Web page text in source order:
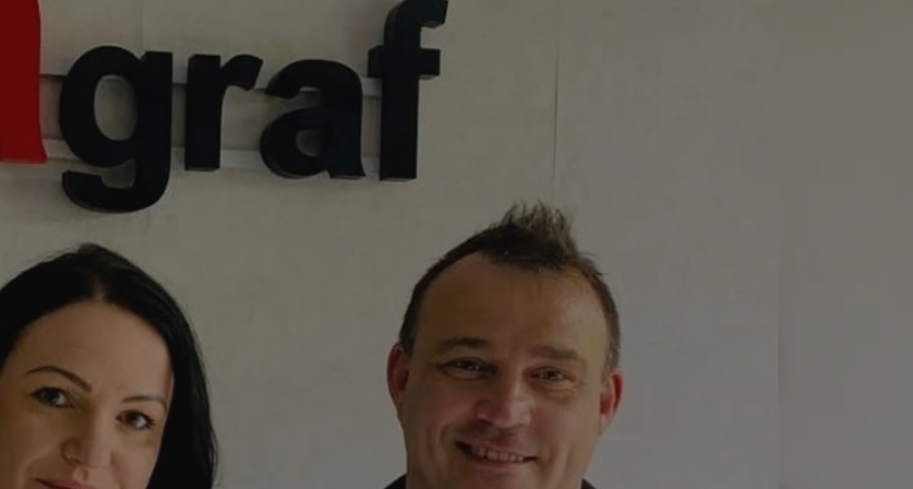
rudaslaska.com.pl
Ten plik cookie przechowuje identyfikator sesji.
rudaslaska.com.pl 1 rok
Ten plik cookie przechowuje identyfikator sesji.
rudaslaska.com.pl 1 rok
Ten plik cookie przechowuje identyfikator sesji.
Ten plik cookie jest używany do celów
uwierzytelniania i bezpieczeństwa, zapewniając, że
zabezpieczone, jak poruszać się przez witrynę
internetową lub interakcji z jej usług.
Cloudflare Inc.
30 minut
Ten plik cookie służy do rozróżniania ludzi i botów.
Jest to korzystne dla strony internetowej, ponieważ
umożliwia tworzenie ważnych raportów na temat
korzystania z jej witryny internetowej.
Cloudflare Inc.
.twitter.com
29 minut 59
sekund
Ten plik cookie służy do rozróżniania ludzi i botów.
Jest to korzystne dla strony internetowej, ponieważ
umożliwia tworzenie ważnych raportów na temat
korzystania z jej witryny internetowej.
YouTube
.youtube.com
5 miesięcy 4
tygodnie
Ten plik cookie jest używany do przechowywania
zgody użytkownika i wyboru prywatności dla ich
interakcji z witryną. Rejestruje dane dotyczące
zgody odwiedzającego na różne polityki i
ustawienia prywatności, zapewniając, że ich
preferencje zostaną uhonorowane w przyszłych
CookieScript
4 tygodnie 2 dni
Ten plik cookie jest używany przez usługę Cookie-
Polityce prywatności Google